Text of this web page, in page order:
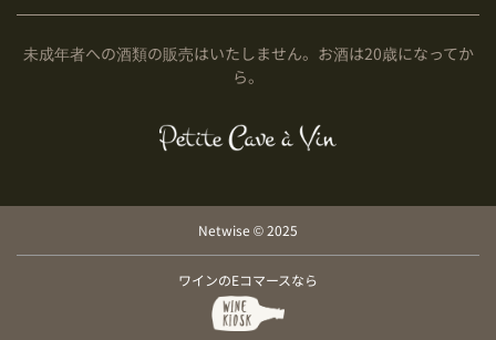
未成年者への酒類の販売はいたしません。お酒は20歳になってか
ら。
Netwise © 2025
ワインのEコマースなら